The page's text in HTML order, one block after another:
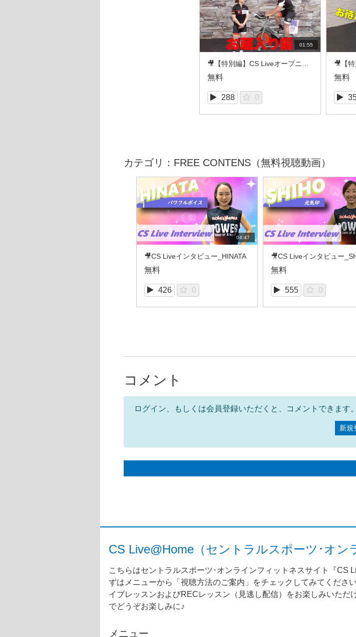
01:55
無料
288 0
無料
カテゴリ：FREE CONTENS（無料視聴動画）
04:47
🎥CS Liveインタビュー_HINATA
無料
426 0
🎥CS Liveインタビュー
無料
555 0
コメント
ログイン、もしくは会員登録いただくと、コメントできます。
新規
CS Live@Home（セントラルスポーツ･オン
こちらはセントラルスポーツ･オンラインフィットネスサイト『CS
ずはメニューから「視聴方法のご案内」をチェックしてみてくださ
イブレッスンおよびRECレッスン（見逃し配信）をお楽しみいた
でどうぞお楽しみに♪
メニュー